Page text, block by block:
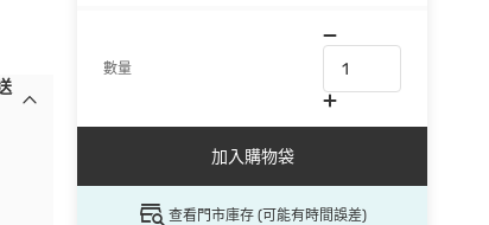
數量
加入購物袋
查看門市庫存 (可能有時間誤差)